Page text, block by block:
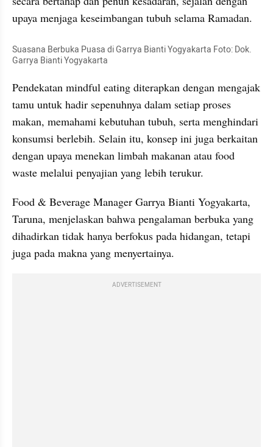
upaya menjaga keseimbangan tubuh selama Ramadan.
Suasana Berbuka Puasa di Garrya Bianti Yogyakarta Foto: Dok.
Garrya Bianti Yogyakarta
Pendekatan mindful eating diterapkan dengan mengajak
tamu untuk hadir sepenuhnya dalam setiap proses
makan, memahami kebutuhan tubuh, serta menghindari
konsumsi berlebih. Selain itu, konsep ini juga berkaitan
dengan upaya menekan limbah makanan atau food
waste melalui penyajian yang lebih terukur.
Food & Beverage Manager Garrya Bianti Yogyakarta,
Taruna, menjelaskan bahwa pengalaman berbuka yang
dihadirkan tidak hanya berfokus pada hidangan, tetapi
juga pada makna yang menyertainya.
ADVERTISEMENT